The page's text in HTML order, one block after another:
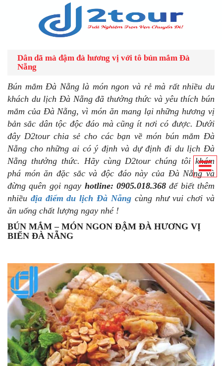
Dân dã mà đậm đà hương vị với tô bún mắm Đà
Nẵng
Bún mắm Đà Nẵng là món ngon và rẻ mà rất nhiều du
khách du lịch Đà Nẵng đã thưởng thức và yêu thích bún
mắm của Đà Nẵng, vì món ăn mang lại những hương vị
bản sắc dân tộc độc đáo mà cũng ít nơi có được. Dưới
đây D2tour chia sẻ cho các bạn về món bún mắm Đà
Nẵng cho những ai có ý định và dự định đi du lịch Đà
Nẵng thưởng thức. Hãy cùng D2tour chúng tôi khám
phá món ăn đặc sắc và độc đáo này của Đà Nẵng và
đừng quên gọi ngay hotline: 0905.018.368để biết thêm
nhiều địa điểm du lịch Đà Nẵngcùng như vui chơi và
ăn uống chất lượng ngay nhé !
BÚN MẮM– MÓN NGON ĐẬM ĐÀ HƯƠNG VỊ
BIỂN ĐÀ NẴNG